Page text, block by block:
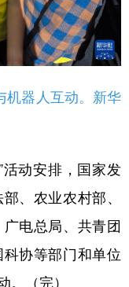
器人互动。新华
动安排，国家发
、农业农村部、
电总局、共青团
协等部门和单位
（完）